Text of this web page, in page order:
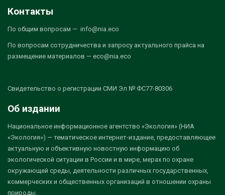
Контакты
По общим вопросам — info@nia.eco
По вопросам сотрудничества и запросу актуального прайса на
размещение материалов — eco@nia.eco
Свидетельство о регистрации СМИ Эл № ФС77-80306
Об издании
Национальное информационное агентство «Экология» (НИА
«Экология») — тематическое интернет-издание, предоставляющее
актуальную и объективную новостную информацию об
экологической ситуации в России и в мире, мерах по охране
окружающей среды, деятельности различных государственных,
коммерческих и общественных организаций в отношении охраны
природы.